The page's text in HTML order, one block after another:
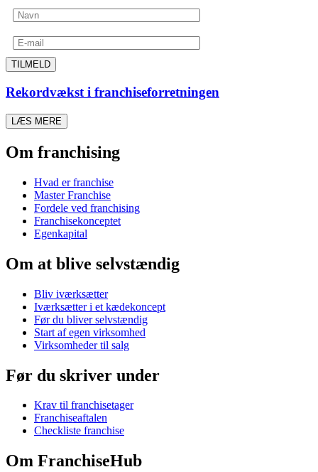
TILMELD
Rekordvækst i franchiseforretningen
LÆS MERE
Om franchising
Hvad er franchise
Master Franchise
Fordele ved franchising
Franchisekonceptet
Egenkapital
Om at blive selvstændig
Bliv iværksætter
Iværksætter i et kædekoncept
Før du bliver selvstændig
Start af egen virksomhed
Virksomheder til salg
Før du skriver under
Krav til franchisetager
Franchiseaftalen
Checkliste franchise
Om FranchiseHub